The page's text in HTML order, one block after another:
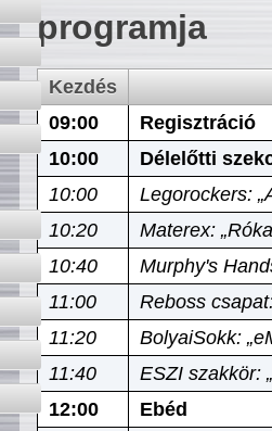
programja
Kezdés
09:00
Regisztráció
10:00
Délelőtti
10:00
Legorockers:
10:20
Materex:
10:40
Murphy's
11:00
Reboss
11:20
BolyaiSokk:
11:40
ESZI szakkör:
12:00
Ebéd